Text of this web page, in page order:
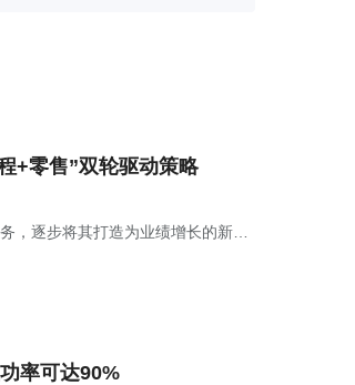
+零售”双轮驱动策略
，逐步将其打造为业绩增长的新动
率可达90%